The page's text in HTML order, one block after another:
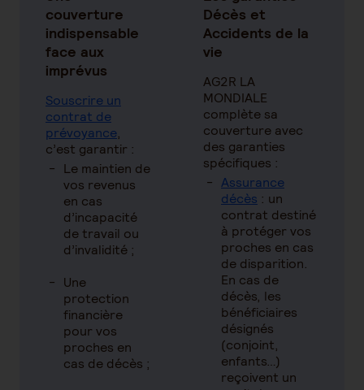
couverture
indispensable
face aux
imprévus
Souscrire un
contrat de
prévoyance,
c’est garantir :
Le maintien de
vos revenus
en cas
d’incapacité
de travail ou
d’invalidité ;
Une
protection
financière
pour vos
proches en
cas de décès ;
Décès et
Accidents de la
vie
AG2R LA
MONDIALE
complète sa
couverture avec
des garanties
spécifiques :
Assurance
décès : un
contrat destiné
à protéger vos
proches en cas
de disparition.
En cas de
décès, les
bénéficiaires
désignés
(conjoint,
enfants…)
reçoivent un